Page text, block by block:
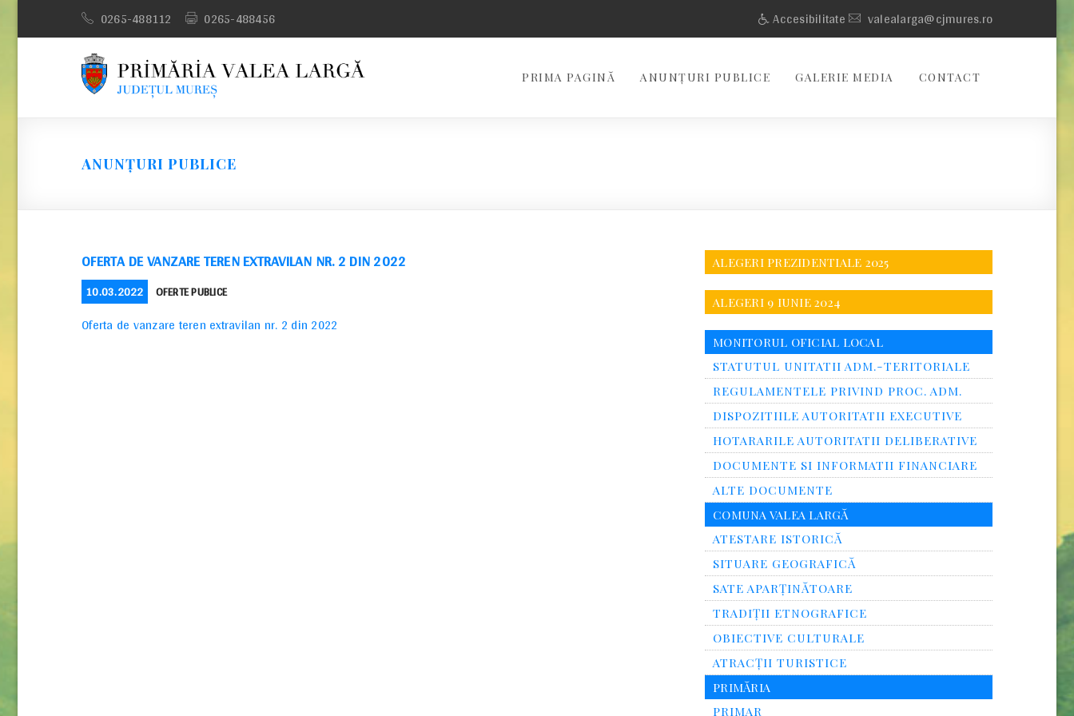
0265-488112 0265-488456 Accesibilitate valealarga@cjmures.ro
PRIMA PAGINĂ ANUNȚURI PUBLICE GALERIE MEDIA CONTACT
ANUNȚURI PUBLICE
OFERTA DE VANZARE TEREN EXTRAVILAN NR. 2 DIN 2022
POSTED
ON
10.03.2022 CATEGORIES
OFERTE PUBLICE
Oferta de vanzare teren extravilan nr. 2 din 2022
ALEGERI PREZIDENTIALE 2025
ALEGERI 9 IUNIE 2024
MONITORUL OFICIAL LOCAL
STATUTUL UNITATII ADM.-TERITORIALE
REGULAMENTELE PRIVIND PROC. ADM.
DISPOZITIILE AUTORITATII EXECUTIVE
HOTARARILE AUTORITATII DELIBERATIVE
DOCUMENTE SI INFORMATII FINANCIARE
ALTE DOCUMENTE
COMUNA VALEA LARGĂ
ATESTARE ISTORICĂ
SITUARE GEOGRAFICĂ
SATE APARȚINĂTOARE
TRADIȚII ETNOGRAFICE
OBIECTIVE CULTURALE
ATRACȚII TURISTICE
PRIMĂRIA
PRIMAR